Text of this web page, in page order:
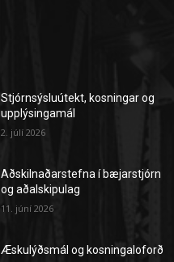
Stjórnsýsluútekt, kosningar og
upplýsingamál
2. júlí 2026
Aðskilnaðarstefna í bæjarstjórn
og aðalskipulag
11. júní 2026
Æskulýðsmál og kosningaloforð